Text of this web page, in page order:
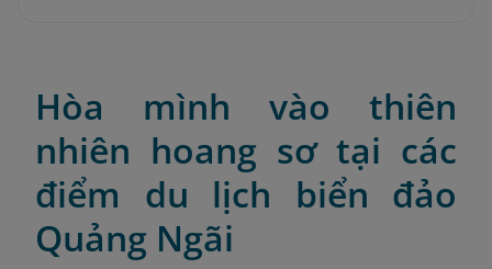
Hòa mình vào thiên
nhiên hoang sơ tại các
điểm du lịch biển đảo
Quảng Ngãi